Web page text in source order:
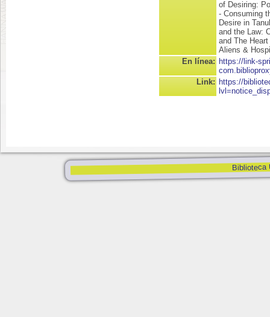
of Desiring:
- Consuming
Desire in
and the Law:
and The
Aliens &
En línea: https://link-
Link: https://
Biblioteca